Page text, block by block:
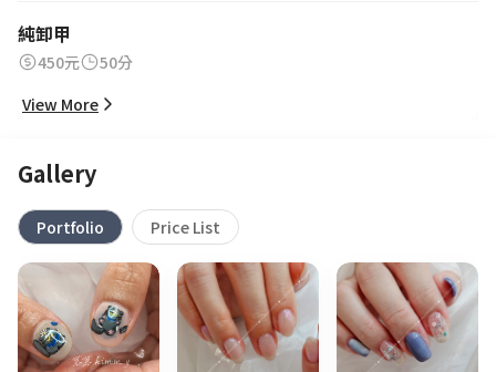
純卸甲
450元
50分
View More
Gallery
Portfolio Price List